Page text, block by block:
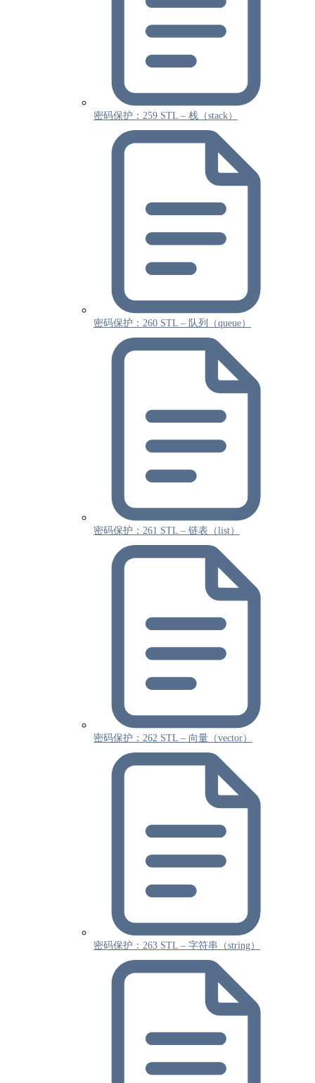
密码保护：259 STL – 栈（stack）
密码保护：260 STL – 队列（queue）
密码保护：261 STL – 链表（list）
密码保护：262 STL – 向量（vector）
密码保护：263 STL – 字符串（string）